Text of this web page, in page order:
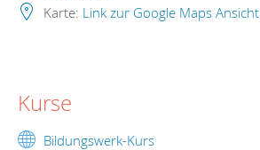
Karte: Link zur Google Maps Ansicht
Kurse
Bildungswerk-Kurs